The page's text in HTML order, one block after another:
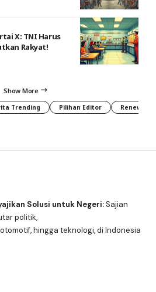
X: TNI Harus
Rakyat!
Show More
Trending Pilihan Editor
Solusi untuk Negeri:Sajian
politik,
hingga teknologi, di Indonesia